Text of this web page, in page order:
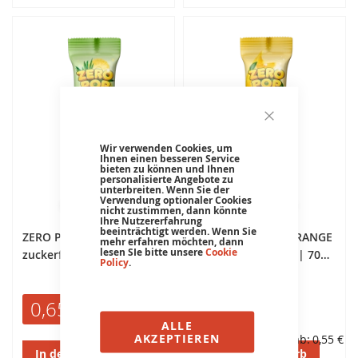
Wir verwenden Cookies, um
Ihnen einen besseren Service
bieten zu können und Ihnen
personalisierte Angebote zu
unterbreiten. Wenn Sie der
Verwendung optionaler Cookies
nicht zustimmen, dann könnte
Ihre Nutzererfahrung
beeinträchtigt werden. Wenn Sie
mehr erfahren möchten, dann
lesen SIe bitte unsereCookie
Policy.
ALLE
AKZEPTIEREN
ZERO POP LOLLI ANANAS
zuckerfrei & vegan | 70%
weniger Kalorien | 40%
Sonderangebot
0,65 €
Schon ab 0,55 €
In den Warenkorb
ZERO POP LOLLI ORANGE
zuckerfrei & vegan | 70%
0,65 €
Schon ab 0,55 €
In den Warenkorb